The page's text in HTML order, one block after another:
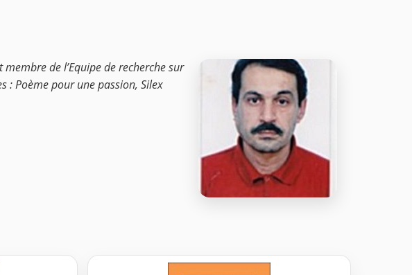
de l’Equipe de recherche sur
: Poème pour une passion, Silex